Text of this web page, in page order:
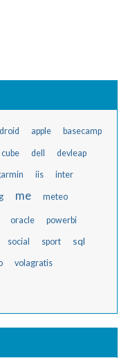
apple basecamp
cube dell devleap
iis inter
me meteo
oracle powerbi
social sport sql
volagratis